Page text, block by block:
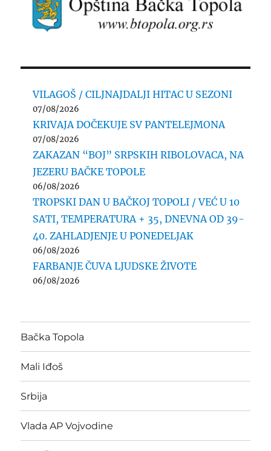
VILAGOŠ / CILJNAJDALJI HITAC U SEZONI
07/08/2026
KRIVAJA DOČEKUJE SV PANTELEJMONA
07/08/2026
ZAKAZAN “BOJ” SRPSKIH RIBOLOVACA, NA
JEZERU BAČKE TOPOLE
06/08/2026
TROPSKI DAN U BAČKOJ TOPOLI / VEĆ U 10
SATI, TEMPERATURA + 35, DNEVNA OD 39-
40. ZAHLADJENJE U PONEDELJAK
06/08/2026
FARBANJE ČUVA LJUDSKE ŽIVOTE
06/08/2026
Bačka Topola
Mali Iđoš
Srbija
Vlada AP Vojvodine